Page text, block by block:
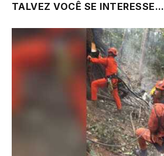
TALVEZ VOCÊ SE INTERESSE...